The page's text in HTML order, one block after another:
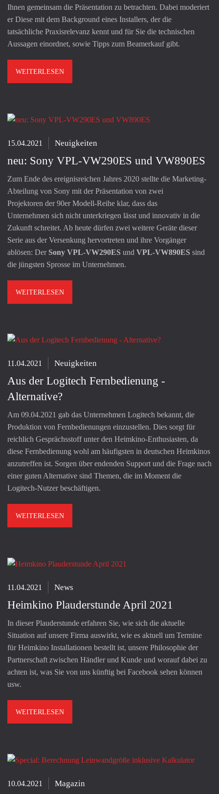
Ihnen gemeinsam die Präsentation zu betrachten. Dabei moderiert
er Diese mit dem Background eines Installers, der die
tatsächliche Praxisrelevanz kennt und für Sie die technischen
Aussagen einordnet, sowie Tipps zum Beamerkauf gibt.
WEITERLESEN
15.04.2021 Neuigkeiten
neu: Sony VPL-VW290ES und VW890ES
Zum Ende des ereignisreichen Jahres 2020 stellte die Marketing-
Abteilung von Sony mit der Präsentation von zwei
Projektoren der 90er Modell-Reihe klar, dass das
Unternehmen sich nicht unterkriegen lässt und innovativ in die
Zukunft schreitet. Ab heute dürfen zwei weitere Geräte dieser
Serie aus der Versenkung hervortreten und ihre Vorgänger
ablösen: Der Sony VPL-VW290ES und VPL-VW890ES sind
die jüngsten Sprosse im Unternehmen.
WEITERLESEN
11.04.2021 Neuigkeiten
Aus der Logitech Fernbedienung -
Alternative?
Am 09.04.2021 gab das Unternehmen Logitech bekannt, die
Produktion von Fernbedienungen einzustellen. Dies sorgt für
reichlich Gesprächsstoff unter den Heimkino-Enthusiasten, da
diese Fernbedienung wohl am häufigsten in deutschen Heimkinos
anzutreffen ist. Sorgen über endenden Support und die Frage nach
einer guten Alternative sind Themen, die im Moment die
Logitech-Nutzer beschäftigen.
WEITERLESEN
11.04.2021 News
Heimkino Plauderstunde April 2021
In dieser Plauderstunde erfahren Sie, wie sich die aktuelle
Situation auf unsere Firma auswirkt, wie es aktuell um Termine
für Heimkino Installationen bestellt ist, unsere Philosophie der
Partnerschaft zwischen Händler und Kunde und worauf dabei zu
achten ist, was Sie von uns künftig bei Facebook sehen können
usw.
WEITERLESEN
10.04.2021 Magazin